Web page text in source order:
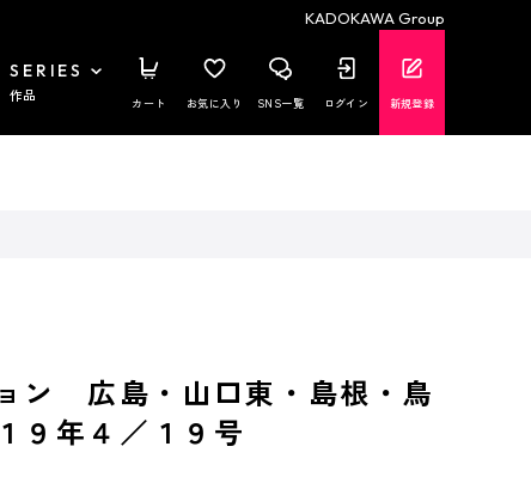
KADOKAWA Group
SERIES
作品 カート お気に入り SNS一覧 ログイン 新規登録
ン 広島・山口東・島根・鳥
年４／１９号